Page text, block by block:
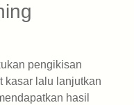
pengikisan
kasar lalu lanjutkan
hasil